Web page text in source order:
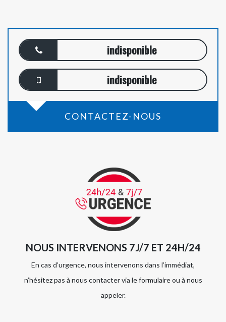
indisponible
indisponible
CONTACTEZ-NOUS
NOUS INTERVENONS 7J/7 ET 24H/24
En cas d’urgence, nous intervenons dans l’immédiat,
n’hésitez pas à nous contacter via le formulaire ou à nous
appeler.